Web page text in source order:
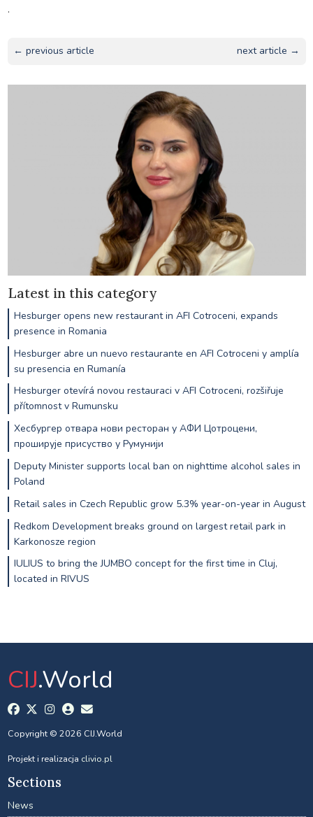
.
← previous article next article →
Latest in this category
Hesburger opens new restaurant in AFI Cotroceni, expands
presence in Romania
Hesburger abre un nuevo restaurante en AFI Cotroceni y amplía
su presencia en Rumanía
Hesburger otevírá novou restauraci v AFI Cotroceni, rozšiřuje
přítomnost v Rumunsku
Хесбургер отвара нови ресторан у АФИ Цотроцени,
проширује присуство у Румунији
Deputy Minister supports local ban on nighttime alcohol sales in
Poland
Retail sales in Czech Republic grow 5.3% year-on-year in August
Redkom Development breaks ground on largest retail park in
Karkonosze region
IULIUS to bring the JUMBO concept for the first time in Cluj,
located in RIVUS
CIJ.World
Copyright © 2026 CIJ.World
Projekt i realizacja clivio.pl
Sections
News